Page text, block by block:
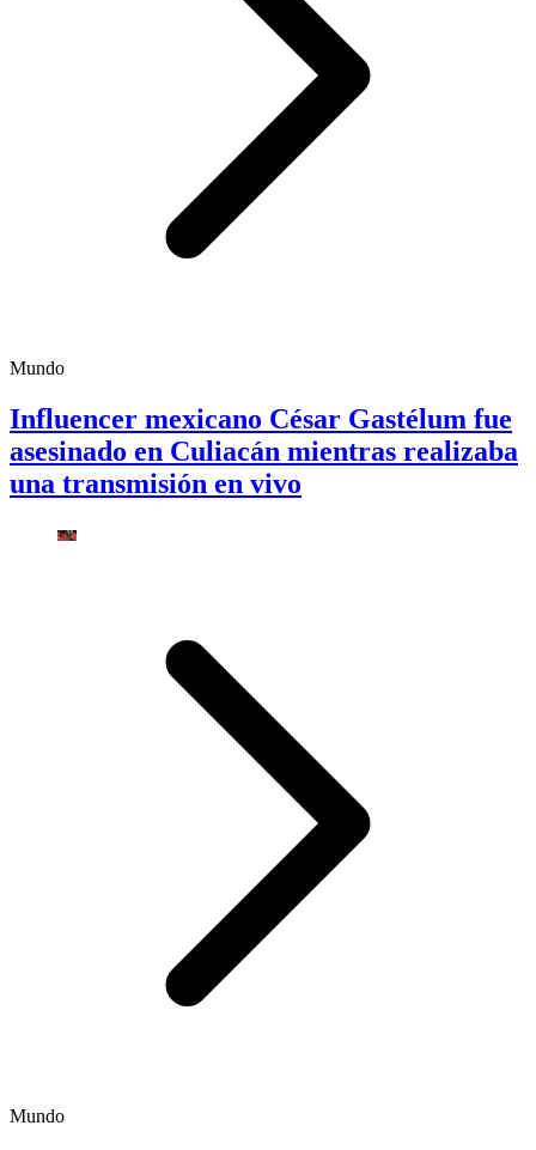
Mundo
Influencer mexicano César Gastélum fue
asesinado en Culiacán mientras realizaba
una transmisión en vivo
Mundo